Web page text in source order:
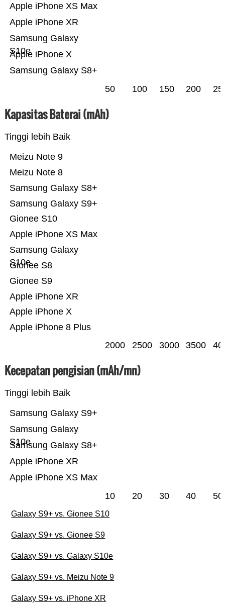
Samsung Galaxy S8+
Apple iPhone X
Samsung Galaxy
S10e
Apple iPhone XR
Apple iPhone XS Max
50 100 150 200
Kapasitas Baterai (mAh)
Tinggi lebih Baik
Apple iPhone 8 Plus
Apple iPhone X
Apple iPhone XR
Gionee S9
Gionee S8
Samsung Galaxy
S10e
Apple iPhone XS Max
Gionee S10
Samsung Galaxy S9+
Samsung Galaxy S8+
Meizu Note 8
Meizu Note 9
2000 2500 3000 3500
Kecepatan pengisian (mAh/mn)
Tinggi lebih Baik
Apple iPhone XS Max
Apple iPhone XR
Samsung Galaxy S8+
Samsung Galaxy
S10e
Samsung Galaxy S9+
10 20 30 40 50
Galaxy S9+ vs. Gionee S10
Galaxy S9+ vs. Gionee S9
Galaxy S9+ vs. Galaxy S10e
Galaxy S9+ vs. Meizu Note 9
Galaxy S9+ vs. iPhone XR